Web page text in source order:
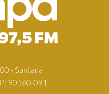
- Santana
90160-091